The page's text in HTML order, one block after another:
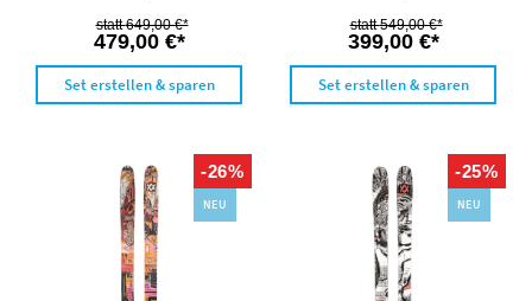
479,00 €*
649,00 €*
Set erstellen & sparen
399,00 €*
549,00 €*
Set erstellen & sparen
-26%
NEU
-25%
NEU